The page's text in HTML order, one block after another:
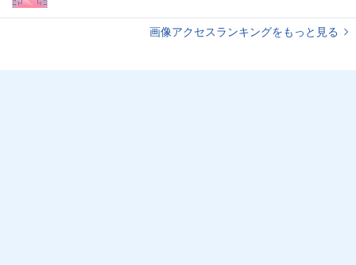
画像アクセスランキングをもっと見る